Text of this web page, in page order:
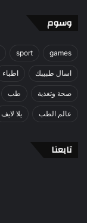
وسوم
games
sport
اسال طبيبك اطباء
صحة وتغذية طب
عالم الطب يلا لايف
تابعنا